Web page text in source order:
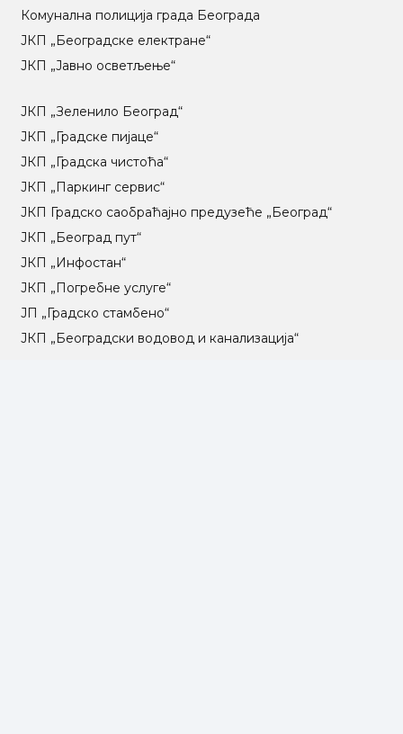
Комунална полиција града Београда
ЈКП „Београдске електране“
ЈКП „Јавно осветљење“
ЈКП „Зеленило Београд“
ЈКП „Градске пијаце“
ЈКП „Градска чистоћа“
ЈКП „Паркинг сервис“
ЈКП Градско саобраћајно предузеће „Београд“
ЈКП „Београд пут“
ЈКП „Инфостан“
ЈКП „Погребне услуге“
ЈП „Градско стамбено“
ЈКП „Београдски водовод и канализација“